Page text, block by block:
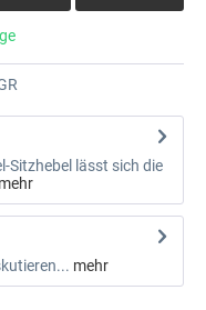
Sitzhebel lässt sich die
mehr
mehr